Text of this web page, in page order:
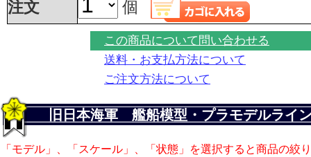
注文 個
この商品について問い合わせる
送料・お支払方法について
ご注文方法について
旧日本海軍 艦船模型・プラモデルライ
「モデル」、「スケール」、「状態」を選択すると商品の絞